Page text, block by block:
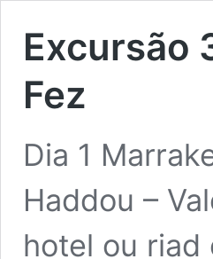
Excursão
Fez
Dia 1
Haddou –
hotel ou riad